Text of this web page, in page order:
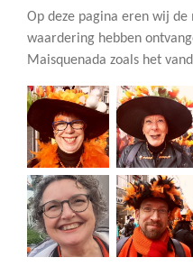
Op deze pagina eren wij de
waardering hebben
Maisquenada zoals het